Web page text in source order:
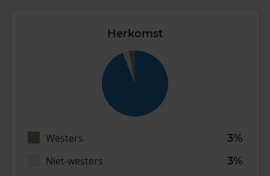
Herkomst
Westers
3%
Niet-westers
3%